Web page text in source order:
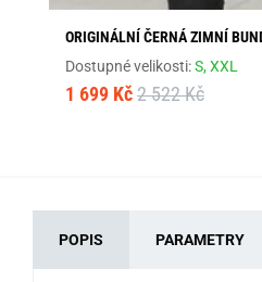
ORIGINÁLNÍ ČERNÁ ZIMNÍ
Dostupné velikosti:S,XXL
1 699 Kč 2 522 Kč
POPIS PARAMETRY